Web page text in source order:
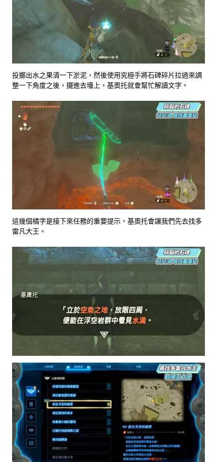
投擲出水之果清一下淤泥，然後使用究極手將石碑碎片拉過來調
整一下角度之後，擺進去墻上，基奧托就會幫忙解讀文字。
這幾個橘字是接下來任務的重要提示，基奧托會讓我們先去找多
雷凡大王。